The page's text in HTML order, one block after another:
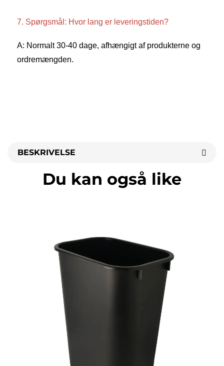
7. Spørgsmål: Hvor lang er leveringstiden?
A: Normalt 30-40 dage, afhængigt af produkterne og
ordremængden.
BESKRIVELSE
Du kan også like